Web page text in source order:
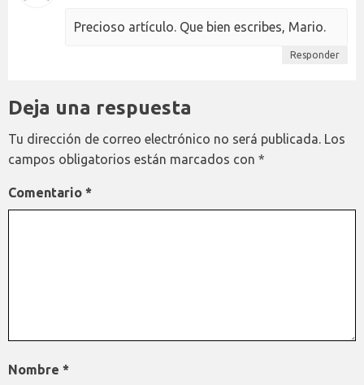
Precioso artículo. Que bien escribes, Mario.
Responder
Deja una respuesta
Tu dirección de correo electrónico no será publicada. Los
campos obligatorios están marcados con *
Comentario *
Nombre *